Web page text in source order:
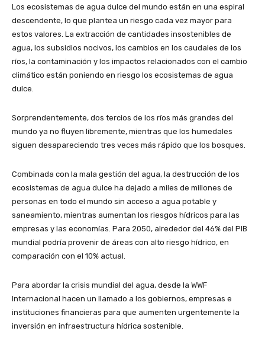
Los ecosistemas de agua dulce del mundo están en una espiral
descendente, lo que plantea un riesgo cada vez mayor para
estos valores. La extracción de cantidades insostenibles de
agua, los subsidios nocivos, los cambios en los caudales de los
ríos, la contaminación y los impactos relacionados con el cambio
climático están poniendo en riesgo los ecosistemas de agua
dulce.
Sorprendentemente, dos tercios de los ríos más grandes del
mundo ya no fluyen libremente, mientras que los humedales
siguen desapareciendo tres veces más rápido que los bosques.
Combinada con la mala gestión del agua, la destrucción de los
ecosistemas de agua dulce ha dejado a miles de millones de
personas en todo el mundo sin acceso a agua potable y
saneamiento, mientras aumentan los riesgos hídricos para las
empresas y las economías. Para 2050, alrededor del 46% del PIB
mundial podría provenir de áreas con alto riesgo hídrico, en
comparación con el 10% actual.
Para abordar la crisis mundial del agua, desde la WWF
Internacional hacen un llamado a los gobiernos, empresas e
instituciones financieras para que aumenten urgentemente la
inversión en infraestructura hídrica sostenible.